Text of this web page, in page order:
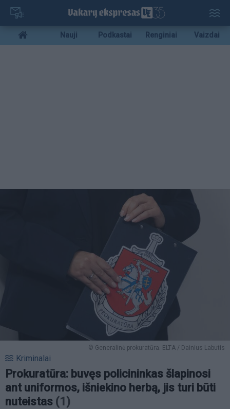
Pereiti
pagrindinį
turinį
Mobile
menu
Nauji Podkastai Renginiai Vaizdai
© Generalinė prokuratūra. ELTA / Dainius Labutis
Kriminalai
Prokuratūra: buvęs policininkas šlapinosi
ant uniformos, išniekino herbą, jis turi būti
nuteistas (1)